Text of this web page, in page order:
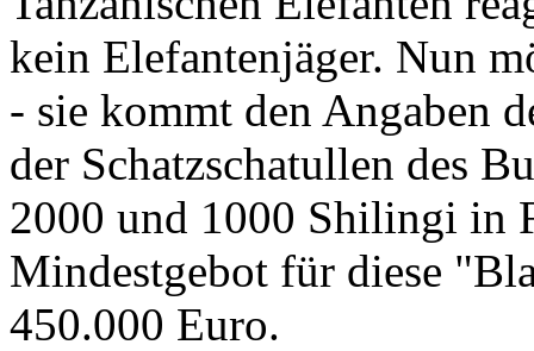
kein Elefantenjäger. Nun
- sie kommt den Angaben
der Schatzschatullen des
2000 und 1000 Shilingi in
Mindestgebot für diese
450.000 Euro.